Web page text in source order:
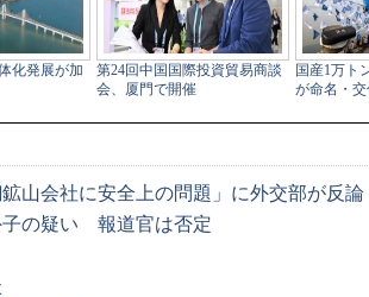
山会社に安全上の問題」に外交部が反論
子の疑い 報道官は否定